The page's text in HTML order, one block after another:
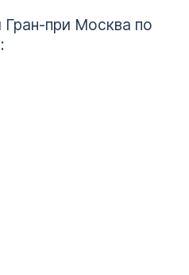
при Москва по